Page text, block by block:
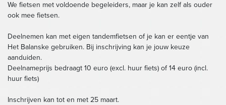
We fietsen met voldoende begeleiders, maar je kan zelf als ouder
ook mee fietsen.
Deelnemen kan met eigen tandemfietsen of je kan er eentje van
Het Balanske gebruiken. Bij inschrijving kan je jouw keuze
aanduiden.
Deelnameprijs bedraagt 10 euro (excl. huur fiets) of 14 euro (incl.
huur fiets)
Inschrijven kan tot en met 25 maart.